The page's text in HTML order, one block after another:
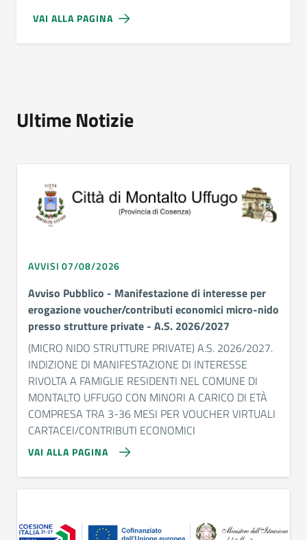
VAI ALLA PAGINA
Ultime Notizie
AVVISI 07/08/2026
Avviso Pubblico - Manifestazione di interesse per
erogazione voucher/contributi economici micro-nido
presso strutture private - A.S. 2026/2027
(MICRO NIDO STRUTTURE PRIVATE) A.S. 2026/2027.
INDIZIONE DI MANIFESTAZIONE DI INTERESSE
RIVOLTA A FAMIGLIE RESIDENTI NEL COMUNE DI
MONTALTO UFFUGO CON MINORI A CARICO DI ETÀ
COMPRESA TRA 3-36 MESI PER VOUCHER VIRTUALI
CARTACEI/CONTRIBUTI ECONOMICI
VAI ALLA PAGINA